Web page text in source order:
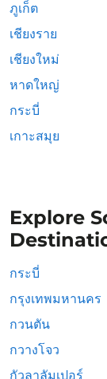
ภูเก็ต
เชียงราย
เชียงใหม่
หาดใหญ่
กระบี่
เกาะสมุย
Explore
กระบี่
กรุงเทพมหานคร
กวนตัน
กวางโจว
กัวลาลัมเปอร์